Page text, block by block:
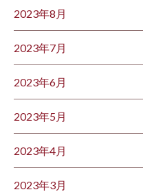
2023年8月
2023年7月
2023年6月
2023年5月
2023年4月
2023年3月